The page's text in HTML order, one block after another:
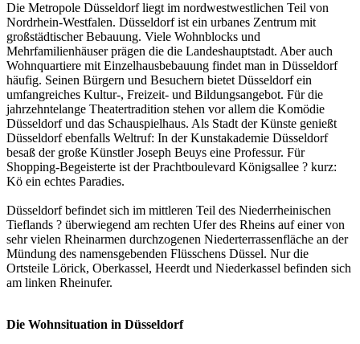
Die Metropole Düsseldorf liegt im nordwestwestlichen Teil von
Nordrhein-Westfalen. Düsseldorf ist ein urbanes Zentrum mit
großstädtischer Bebauung. Viele Wohnblocks und
Mehrfamilienhäuser prägen die die Landeshauptstadt. Aber auch
Wohnquartiere mit Einzelhausbebauung findet man in Düsseldorf
häufig. Seinen Bürgern und Besuchern bietet Düsseldorf ein
umfangreiches Kultur-, Freizeit- und Bildungsangebot. Für die
jahrzehntelange Theatertradition stehen vor allem die Komödie
Düsseldorf und das Schauspielhaus. Als Stadt der Künste genießt
Düsseldorf ebenfalls Weltruf: In der Kunstakademie Düsseldorf
besaß der große Künstler Joseph Beuys eine Professur. Für
Shopping-Begeisterte ist der Prachtboulevard Königsallee ? kurz:
Kö ein echtes Paradies.
Düsseldorf befindet sich im mittleren Teil des Niederrheinischen
Tieflands ? überwiegend am rechten Ufer des Rheins auf einer von
sehr vielen Rheinarmen durchzogenen Niederterrassenfläche an der
Mündung des namensgebenden Flüsschens Düssel. Nur die
Ortsteile Lörick, Oberkassel, Heerdt und Niederkassel befinden sich
am linken Rheinufer.
Die Wohnsituation in Düsseldorf